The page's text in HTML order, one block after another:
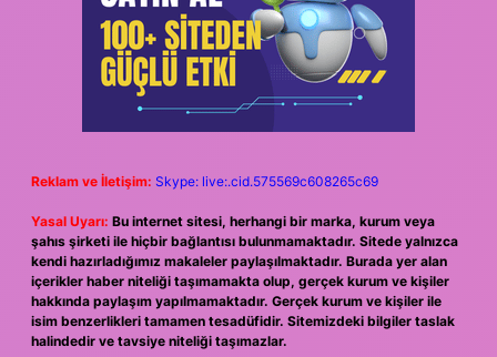
Reklam ve İletişim: Skype: live:.cid.575569c608265c69
Yasal Uyarı: Bu internet sitesi, herhangi bir marka, kurum veya
şahıs şirketi ile hiçbir bağlantısı bulunmamaktadır. Sitede yalnızca
kendi hazırladığımız makaleler paylaşılmaktadır. Burada yer alan
içerikler haber niteliği taşımamakta olup, gerçek kurum ve kişiler
hakkında paylaşım yapılmamaktadır. Gerçek kurum ve kişiler ile
isim benzerlikleri tamamen tesadüfidir. Sitemizdeki bilgiler taslak
halindedir ve tavsiye niteliği taşımazlar.